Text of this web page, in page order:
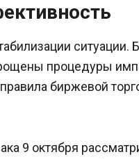
ситуации.
процедуры
биржевой
9 октября